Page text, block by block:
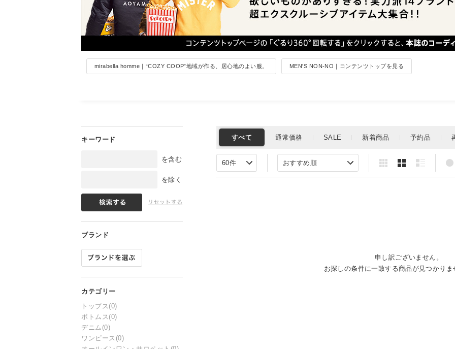
mirabella homme｜“COZY COOP”地域が作る、居心地のよい服。 MEN'S NON-NO｜コンテンツトップを見る
を含む
を除く
トップス (0)
ボトムス (0)
デニム (0)
ワンピース (0)
申し訳ございません。
お探しの条件に一致する商品が見つかりま